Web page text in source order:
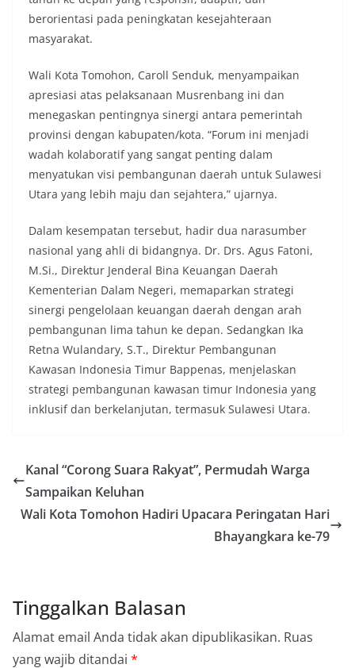
berorientasi pada peningkatan kesejahteraan
masyarakat.
Wali Kota Tomohon, Caroll Senduk, menyampaikan
apresiasi atas pelaksanaan Musrenbang ini dan
menegaskan pentingnya sinergi antara pemerintah
provinsi dengan kabupaten/kota. “Forum ini menjadi
wadah kolaboratif yang sangat penting dalam
menyatukan visi pembangunan daerah untuk Sulawesi
Utara yang lebih maju dan sejahtera,” ujarnya.
Dalam kesempatan tersebut, hadir dua narasumber
nasional yang ahli di bidangnya. Dr. Drs. Agus Fatoni,
M.Si., Direktur Jenderal Bina Keuangan Daerah
Kementerian Dalam Negeri, memaparkan strategi
sinergi pengelolaan keuangan daerah dengan arah
pembangunan lima tahun ke depan. Sedangkan Ika
Retna Wulandary, S.T., Direktur Pembangunan
Kawasan Indonesia Timur Bappenas, menjelaskan
strategi pembangunan kawasan timur Indonesia yang
inklusif dan berkelanjutan, termasuk Sulawesi Utara.
Kanal “Corong Suara Rakyat”, Permudah Warga
Sampaikan Keluhan
Wali Kota Tomohon Hadiri Upacara Peringatan Hari
Bhayangkara ke-79
Tinggalkan Balasan
Alamat email Anda tidak akan dipublikasikan. Ruas
yang wajib ditandai *